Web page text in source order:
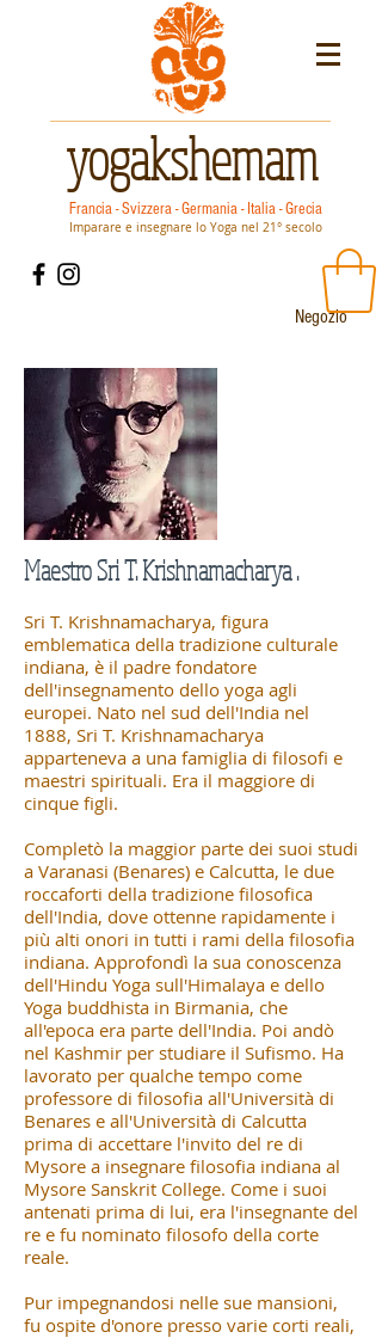
yogakshemam
Francia - Svizzera - Germania - Italia - Grecia
Imparare e insegnare lo Yoga nel 21° secolo
Negozio
MaestroSri T. Krishnamacharya.
Sri T. Krishnamacharya, figura
emblematica della tradizione culturale
indiana, è il padre fondatore
dell'insegnamento dello yoga agli
europei. Nato nel sud dell'India nel
1888, Sri T. Krishnamacharya
apparteneva a una famiglia di filosofi e
maestri spirituali. Era il maggiore di
cinque figli.
Completò la maggior parte dei suoi studi
a Varanasi (Benares) e Calcutta, le due
roccaforti della tradizione filosofica
dell'India, dove ottenne rapidamente i
più alti onori in tutti i rami della filosofia
indiana. Approfondì la sua conoscenza
dell'Hindu Yoga sull'Himalaya e dello
Yoga buddhista in Birmania, che
all'epoca era parte dell'India. Poi andò
nel Kashmir per studiare il Sufismo. Ha
lavorato per qualche tempo come
professore di filosofia all'Università di
Benares e all'Università di Calcutta
prima di accettare l'invito del re di
Mysore a insegnare filosofia indiana al
Mysore Sanskrit College. Come i suoi
antenati prima di lui, era l'insegnante del
re e fu nominato filosofo della corte
reale.
Pur impegnandosi nelle sue mansioni,
fu ospite d'onore presso varie corti reali,